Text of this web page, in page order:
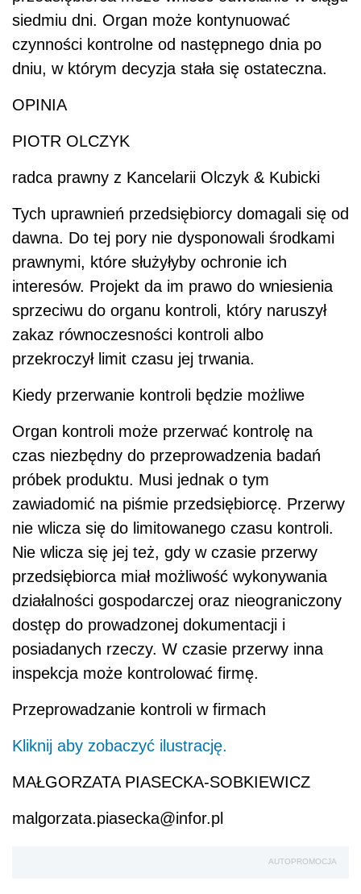
siedmiu dni. Organ może kontynuować
czynności kontrolne od następnego dnia po
dniu, w którym decyzja stała się ostateczna.
OPINIA
PIOTR OLCZYK
radca prawny z Kancelarii Olczyk & Kubicki
Tych uprawnień przedsiębiorcy domagali się od
dawna. Do tej pory nie dysponowali środkami
prawnymi, które służyłyby ochronie ich
interesów. Projekt da im prawo do wniesienia
sprzeciwu do organu kontroli, który naruszył
zakaz równoczesności kontroli albo
przekroczył limit czasu jej trwania.
Kiedy przerwanie kontroli będzie możliwe
Organ kontroli może przerwać kontrolę na
czas niezbędny do przeprowadzenia badań
próbek produktu. Musi jednak o tym
zawiadomić na piśmie przedsiębiorcę. Przerwy
nie wlicza się do limitowanego czasu kontroli.
Nie wlicza się jej też, gdy w czasie przerwy
przedsiębiorca miał możliwość wykonywania
działalności gospodarczej oraz nieograniczony
dostęp do prowadzonej dokumentacji i
posiadanych rzeczy. W czasie przerwy inna
inspekcja może kontrolować firmę.
Przeprowadzanie kontroli w firmach
Kliknij aby zobaczyć ilustrację.
MAŁGORZATA PIASECKA-SOBKIEWICZ
malgorzata.piasecka@infor.pl
AUTOPROMOCJA